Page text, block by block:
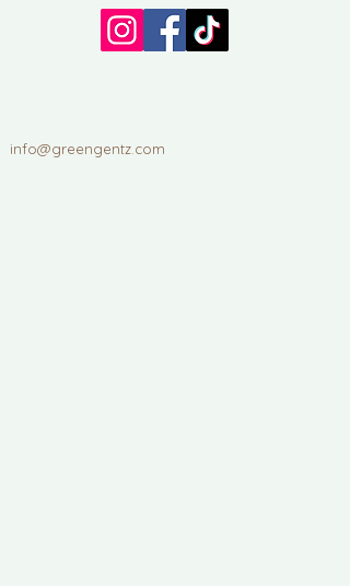
info@greengentz.com